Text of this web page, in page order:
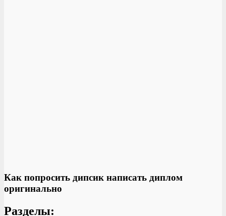
Как попросить дипсик написать диплом
оригинально
Разделы: